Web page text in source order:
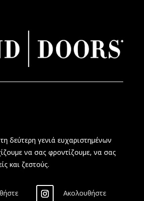
δεύτερη γενιά ευχαριστημένων
να σας φροντίζουμε, να σας
και ζεστούς.
Ακολουθήστε